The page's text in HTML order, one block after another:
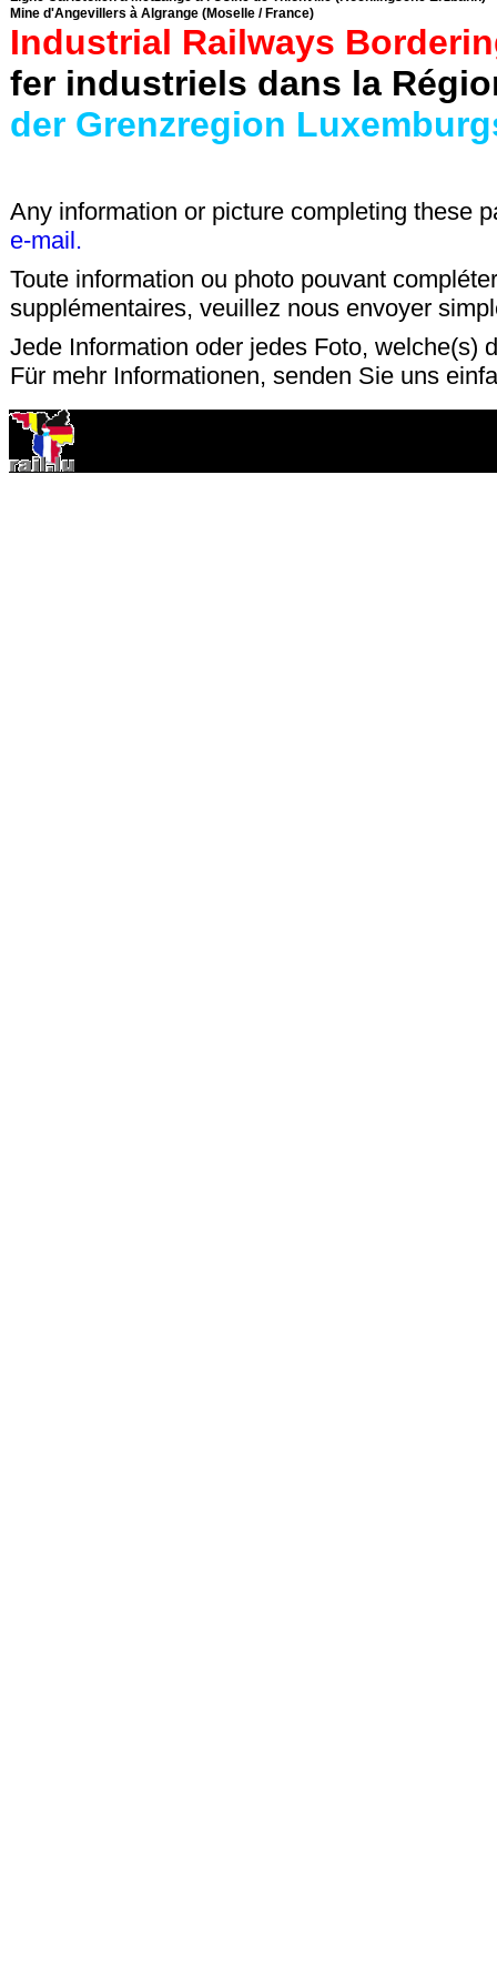
Mine d'Angevillers à Algrange (Moselle / France)
Industrial Railways
fer industriels dans la
der Grenzregion
Any information or picture completing these
e-mail.
Toute information ou photo pouvant
supplémentaires, veuillez nous envoyer
Jede Information oder jedes Foto, welche(s)
Für mehr Informationen, senden Sie uns